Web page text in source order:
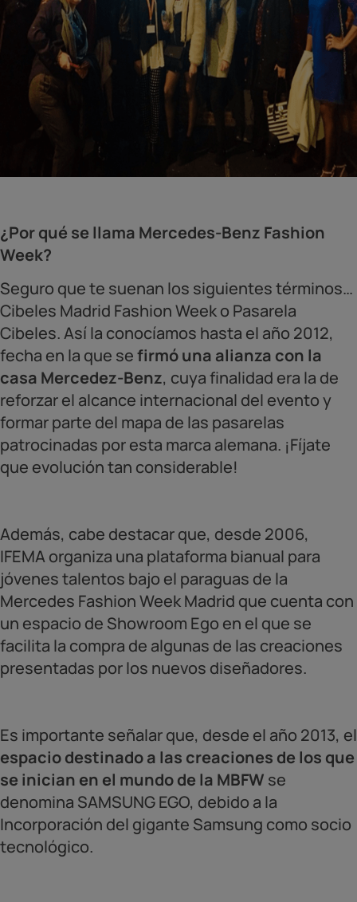
¿Por qué se llama Mercedes-Benz Fashion
Week?
Seguro que te suenan los siguientes términos…
Cibeles Madrid Fashion Week o Pasarela
Cibeles. Así la conocíamos hasta el año 2012,
fecha en la que sefirmó una alianza con la
casa Mercedez-Benz, cuya finalidad era la de
reforzar el alcance internacional del evento y
formar parte del mapa de las pasarelas
patrocinadas por esta marca alemana. ¡Fíjate
que evolución tan considerable!
Además, cabe destacar que, desde 2006,
IFEMA organiza una plataforma bianual para
jóvenes talentos bajo el paraguas de la
Mercedes Fashion Week Madrid que cuenta con
un espacio de Showroom Ego en el que se
facilita la compra de algunas de las creaciones
presentadas por los nuevos diseñadores.
Es importante señalar que, desde el año 2013, el
espacio destinado a las creaciones de los que
se inician en el mundo de la MBFW se
denomina SAMSUNG EGO, debido a la
Incorporación del gigante Samsung como socio
tecnológico.